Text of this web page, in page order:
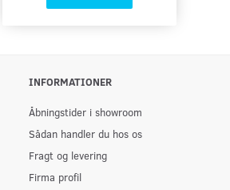
INFORMATIONER
Åbningstider i showroom
Sådan handler du hos os
Fragt og levering
Firma profil